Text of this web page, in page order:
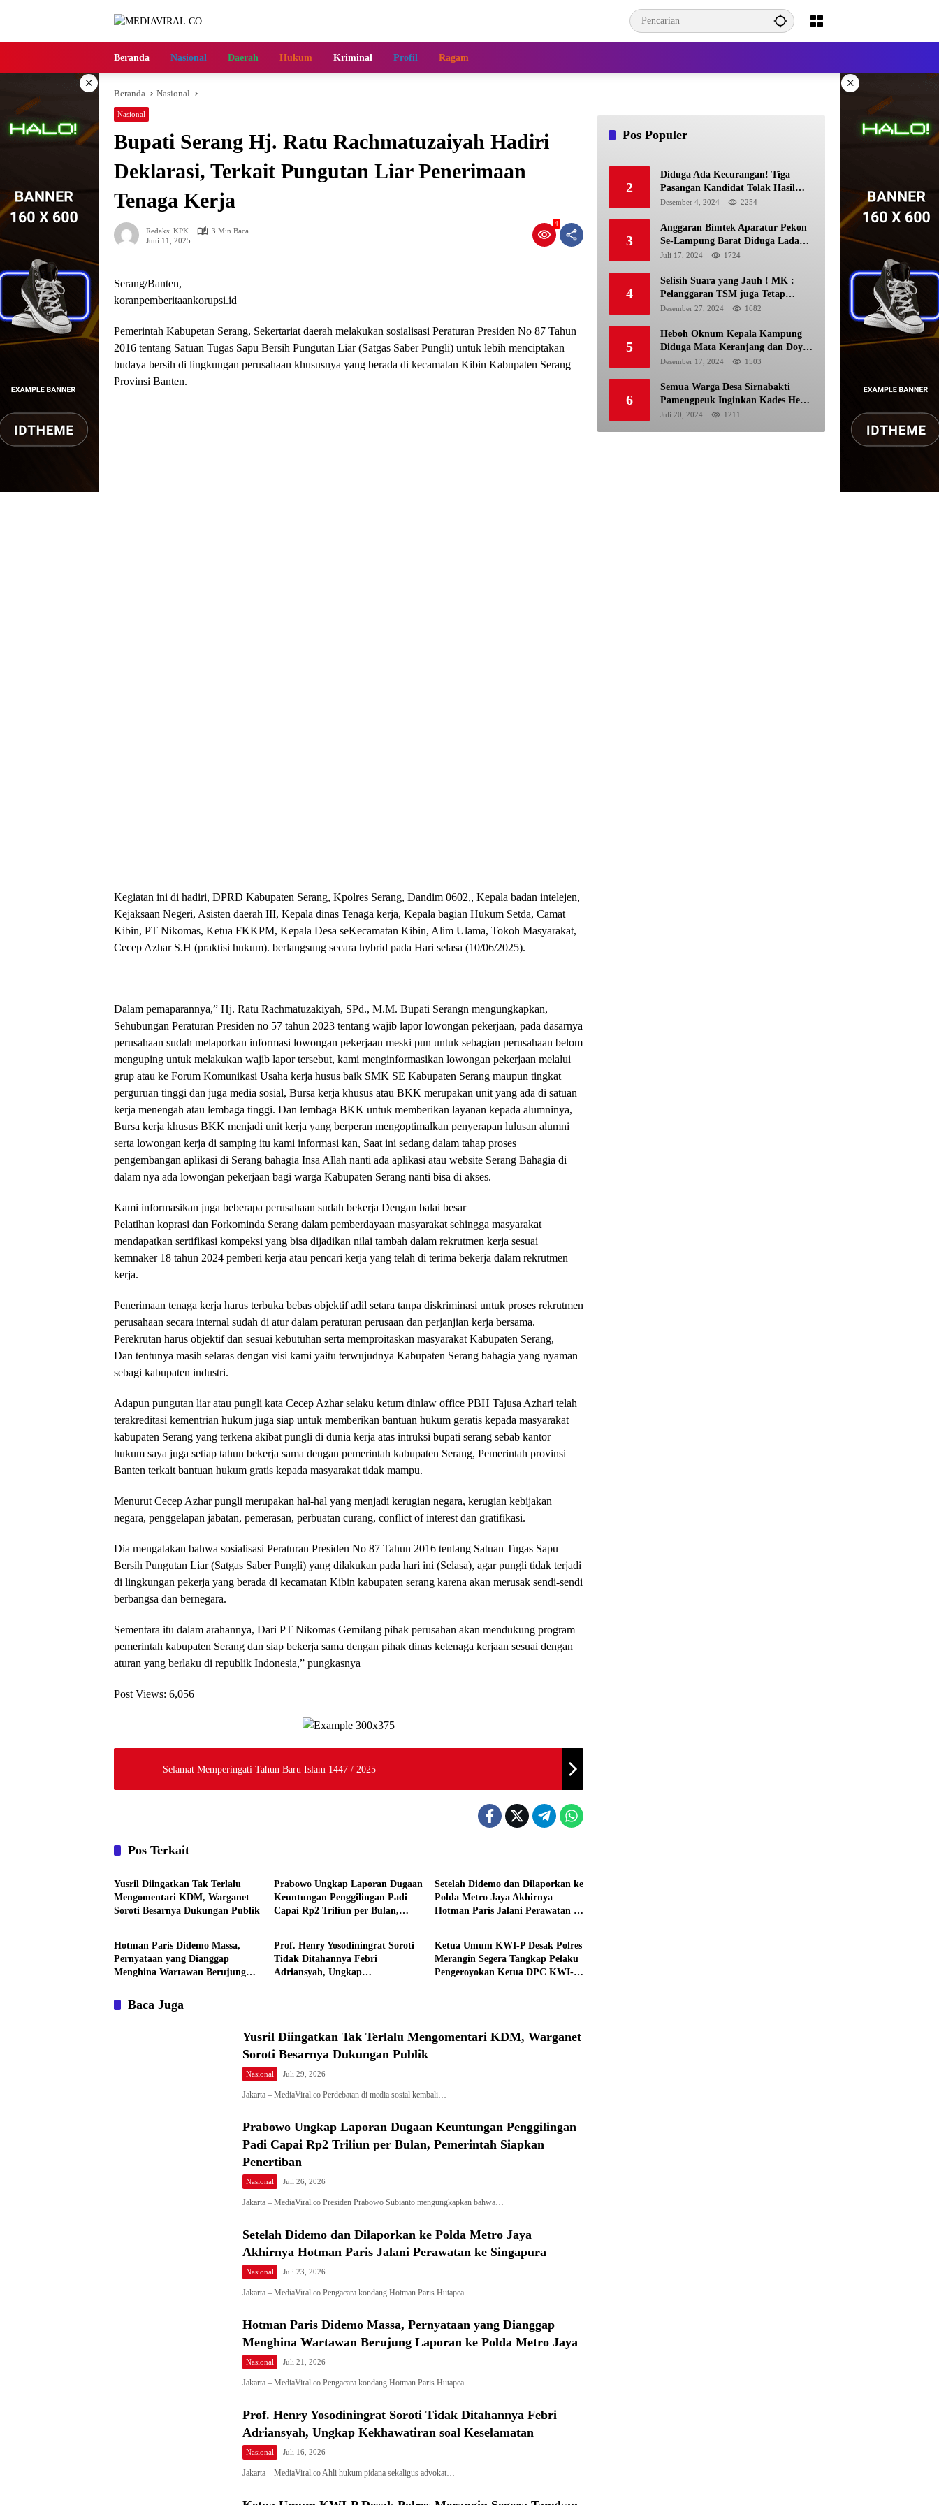
Beranda Nasional Daerah Hukum Kriminal Profil Ragam
× ×
Beranda Nasional
Nasional
Bupati Serang Hj. Ratu Rachmatuzaiyah Hadiri
Deklarasi, Terkait Pungutan Liar Penerimaan
Tenaga Kerja
Redaksi KPK
3 Min Baca
Juni 11, 2025
4
Serang/Banten,
koranpemberitaankorupsi.id
Pemerintah Kabupetan Serang, Sekertariat daerah melakukan sosialisasi Peraturan Presiden No 87 Tahun
2016 tentang Satuan Tugas Sapu Bersih Pungutan Liar (Satgas Saber Pungli) untuk lebih menciptakan
budaya bersih di lingkungan perusahaan khususnya yang berada di kecamatan Kibin Kabupaten Serang
Provinsi Banten.
Kegiatan ini di hadiri, DPRD Kabupaten Serang, Kpolres Serang, Dandim 0602,, Kepala badan intelejen,
Kejaksaan Negeri, Asisten daerah III, Kepala dinas Tenaga kerja, Kepala bagian Hukum Setda, Camat
Kibin, PT Nikomas, Ketua FKKPM, Kepala Desa seKecamatan Kibin, Alim Ulama, Tokoh Masyarakat,
Cecep Azhar S.H (praktisi hukum). berlangsung secara hybrid pada Hari selasa (10/06/2025).
Dalam pemaparannya,” Hj. Ratu Rachmatuzakiyah, SPd., M.M. Bupati Serangn mengungkapkan,
Sehubungan Peraturan Presiden no 57 tahun 2023 tentang wajib lapor lowongan pekerjaan, pada dasarnya
perusahaan sudah melaporkan informasi lowongan pekerjaan meski pun untuk sebagian perusahaan belom
menguping untuk melakukan wajib lapor tersebut, kami menginformasikan lowongan pekerjaan melalui
grup atau ke Forum Komunikasi Usaha kerja husus baik SMK SE Kabupaten Serang maupun tingkat
perguruan tinggi dan juga media sosial, Bursa kerja khusus atau BKK merupakan unit yang ada di satuan
kerja menengah atau lembaga tinggi. Dan lembaga BKK untuk memberikan layanan kepada alumninya,
Bursa kerja khusus BKK menjadi unit kerja yang berperan mengoptimalkan penyerapan lulusan alumni
serta lowongan kerja di samping itu kami informasi kan, Saat ini sedang dalam tahap proses
pengembangan aplikasi di Serang bahagia Insa Allah nanti ada aplikasi atau website Serang Bahagia di
dalam nya ada lowongan pekerjaan bagi warga Kabupaten Serang nanti bisa di akses.
Kami informasikan juga beberapa perusahaan sudah bekerja Dengan balai besar
Pelatihan koprasi dan Forkominda Serang dalam pemberdayaan masyarakat sehingga masyarakat
mendapatkan sertifikasi kompeksi yang bisa dijadikan nilai tambah dalam rekrutmen kerja sesuai
kemnaker 18 tahun 2024 pemberi kerja atau pencari kerja yang telah di terima bekerja dalam rekrutmen
kerja.
Penerimaan tenaga kerja harus terbuka bebas objektif adil setara tanpa diskriminasi untuk proses rekrutmen
perusahaan secara internal sudah di atur dalam peraturan perusaan dan perjanjian kerja bersama.
Perekrutan harus objektif dan sesuai kebutuhan serta memproitaskan masyarakat Kabupaten Serang,
Dan tentunya masih selaras dengan visi kami yaitu terwujudnya Kabupaten Serang bahagia yang nyaman
sebagi kabupaten industri.
Adapun pungutan liar atau pungli kata Cecep Azhar selaku ketum dinlaw office PBH Tajusa Azhari telah
terakreditasi kementrian hukum juga siap untuk memberikan bantuan hukum geratis kepada masyarakat
kabupaten Serang yang terkena akibat pungli di dunia kerja atas intruksi bupati serang sebab kantor
hukum saya juga setiap tahun bekerja sama dengan pemerintah kabupaten Serang, Pemerintah provinsi
Banten terkait bantuan hukum gratis kepada masyarakat tidak mampu.
Menurut Cecep Azhar pungli merupakan hal-hal yang menjadi kerugian negara, kerugian kebijakan
negara, penggelapan jabatan, pemerasan, perbuatan curang, conflict of interest dan gratifikasi.
Dia mengatakan bahwa sosialisasi Peraturan Presiden No 87 Tahun 2016 tentang Satuan Tugas Sapu
Bersih Pungutan Liar (Satgas Saber Pungli) yang dilakukan pada hari ini (Selasa), agar pungli tidak terjadi
di lingkungan pekerja yang berada di kecamatan Kibin kabupaten serang karena akan merusak sendi-sendi
berbangsa dan bernegara.
Sementara itu dalam arahannya, Dari PT Nikomas Gemilang pihak perusahan akan mendukung program
pemerintah kabupaten Serang dan siap bekerja sama dengan pihak dinas ketenaga kerjaan sesuai dengan
aturan yang berlaku di republik Indonesia,” pungkasnya
Post Views: 6,056
Selamat Memperingati Tahun Baru Islam 1447 / 2025
Pos Terkait
Nasional
Yusril Diingatkan Tak Terlalu
Mengomentari KDM, Warganet
Soroti Besarnya Dukungan Publik
Prabowo Ungkap Laporan Dugaan
Keuntungan Penggilingan Padi
Capai Rp2 Triliun per Bulan,
Setelah Didemo dan Dilaporkan ke
Polda Metro Jaya Akhirnya
Hotman Paris Jalani Perawatan ke
Hotman Paris Didemo Massa,
Pernyataan yang Dianggap
Menghina Wartawan Berujung
Nasional
Prof. Henry Yosodiningrat Soroti
Tidak Ditahannya Febri
Adriansyah, Ungkap
Ketua Umum KWI-P Desak Polres
Merangin Segera Tangkap Pelaku
Pengeroyokan Ketua DPC KWI-P
Baca Juga
Yusril Diingatkan Tak Terlalu Mengomentari KDM, Warganet
Soroti Besarnya Dukungan Publik
Nasional Juli 29, 2026
Jakarta – MediaViral.co Perdebatan di media sosial kembali…
Prabowo Ungkap Laporan Dugaan Keuntungan Penggilingan
Padi Capai Rp2 Triliun per Bulan, Pemerintah Siapkan
Penertiban
Nasional Juli 26, 2026
Jakarta – MediaViral.co Presiden Prabowo Subianto mengungkapkan bahwa…
Setelah Didemo dan Dilaporkan ke Polda Metro Jaya
Akhirnya Hotman Paris Jalani Perawatan ke Singapura
Nasional Juli 23, 2026
Jakarta – MediaViral.co Pengacara kondang Hotman Paris Hutapea…
Hotman Paris Didemo Massa, Pernyataan yang Dianggap
Menghina Wartawan Berujung Laporan ke Polda Metro Jaya
Nasional Juli 21, 2026
Jakarta – MediaViral.co Pengacara kondang Hotman Paris Hutapea…
Prof. Henry Yosodiningrat Soroti Tidak Ditahannya Febri
Adriansyah, Ungkap Kekhawatiran soal Keselamatan
Nasional Juli 16, 2026
Jakarta – MediaViral.co Ahli hukum pidana sekaligus advokat…
Pos Populer
2
Diduga Ada Kecurangan! Tiga
Pasangan Kandidat Tolak Hasil
Pilkada Kerinci 2024
Desember 4, 2024 2254
3
Anggaran Bimtek Aparatur Pekon
Se-Lampung Barat Diduga Ladang
Korupsi Buat Makan Anak Istri
Juli 17, 2024 1724
4
Selisih Suara yang Jauh ! MK :
Pelanggaran TSM juga Tetap
Mengacu pada Prinsip Keadilan
Desember 27, 2024 1682
5
Heboh Oknum Kepala Kampung
Diduga Mata Keranjang dan Doyan
Istri Orang
Desember 17, 2024 1503
6
Semua Warga Desa Sirnabakti
Pamengpeuk Inginkan Kades Herdi
Hidayat di Berhentikan Dari
Juli 20, 2024 1211